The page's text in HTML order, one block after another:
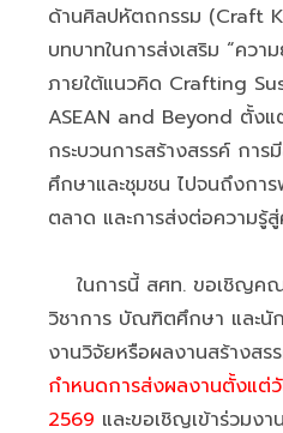
ด้านศิลปหัตถกรรม (Craft
บทบาทในการส่งเสริม “คว
ภายใต้แนวคิด Crafting
ASEAN and Beyond ตั้ง
กระบวนการสร้างสรรค์ กา
ศึกษาและชุมชน ไปจนถึงก
ตลาด และการส่งต่อความรู้สู่
ในการนี้ สศท. ขอเชิญค
วิชาการ บัณฑิตศึกษา และนั
งานวิจัยหรือผลงานสร้างสร
กำหนดการส่งผลงานตั้งแ
2569 และขอเชิญเข้าร่วมง